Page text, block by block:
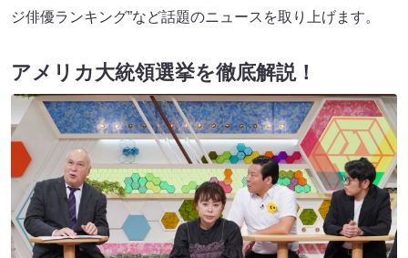
ジ俳優ランキング”など話題のニュースを取り上げます。
アメリカ大統領選挙を徹底解説！